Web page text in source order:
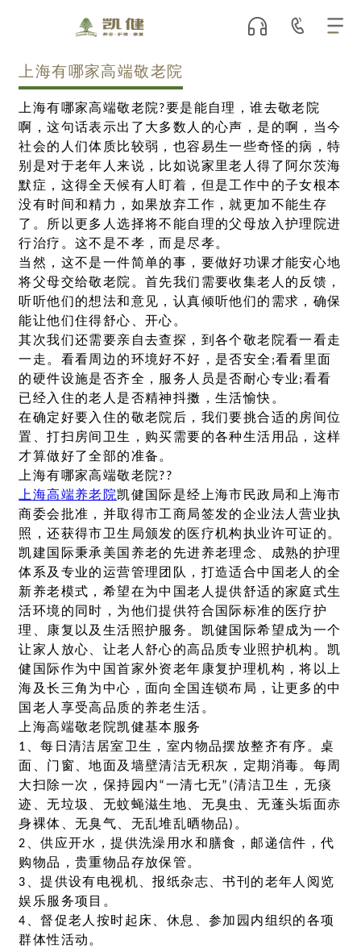
上海有哪家高端敬老院
上海有哪家高端敬老院?要是能自理，谁去敬老院
啊，这句话表示出了大多数人的心声，是的啊，当今
社会的人们体质比较弱，也容易生一些奇怪的病，特
别是对于老年人来说，比如说家里老人得了阿尔茨海
默症，这得全天候有人盯着，但是工作中的子女根本
没有时间和精力，如果放弃工作，就更加不能生存
了。所以更多人选择将不能自理的父母放入护理院进
行治疗。这不是不孝，而是尽孝。
当然，这不是一件简单的事，要做好功课才能安心地
将父母交给敬老院。首先我们需要收集老人的反馈，
听听他们的想法和意见，认真倾听他们的需求，确保
能让他们住得舒心、开心。
其次我们还需要亲自去查探，到各个敬老院看一看走
一走。看看周边的环境好不好，是否安全;看看里面
的硬件设施是否齐全，服务人员是否耐心专业;看看
已经入住的老人是否精神抖擞，生活愉快。
在确定好要入住的敬老院后，我们要挑合适的房间位
置、打扫房间卫生，购买需要的各种生活用品，这样
才算做好了全部的准备。
上海有哪家高端敬老院??
上海高端养老院凯健国际是经上海市民政局和上海市
商委会批准，并取得市工商局签发的企业法人营业执
照，还获得市卫生局颁发的医疗机构执业许可证的。
凯建国际秉承美国养老的先进养老理念、成熟的护理
体系及专业的运营管理团队，打造适合中国老人的全
新养老模式，希望在为中国老人提供舒适的家庭式生
活环境的同时，为他们提供符合国际标准的医疗护
理、康复以及生活照护服务。凯健国际希望成为一个
让家人放心、让老人舒心的高品质专业照护机构。凯
健国际作为中国首家外资老年康复护理机构，将以上
海及长三角为中心，面向全国连锁布局，让更多的中
国老人享受高品质的养老生活。
上海高端敬老院凯健基本服务
1、每日清洁居室卫生，室内物品摆放整齐有序。桌
面、门窗、地面及墙壁清洁无积灰，定期消毒。每周
大扫除一次，保持园内“一清七无”(清洁卫生，无痰
迹、无垃圾、无蚊蝇滋生地、无臭虫、无蓬头垢面赤
身裸体、无臭气、无乱堆乱晒物品)。
2、供应开水，提供洗澡用水和膳食，邮递信件，代
购物品，贵重物品存放保管。
3、提供设有电视机、报纸杂志、书刊的老年人阅览
娱乐服务项目。
4、督促老人按时起床、休息、参加园内组织的各项
群体性活动。